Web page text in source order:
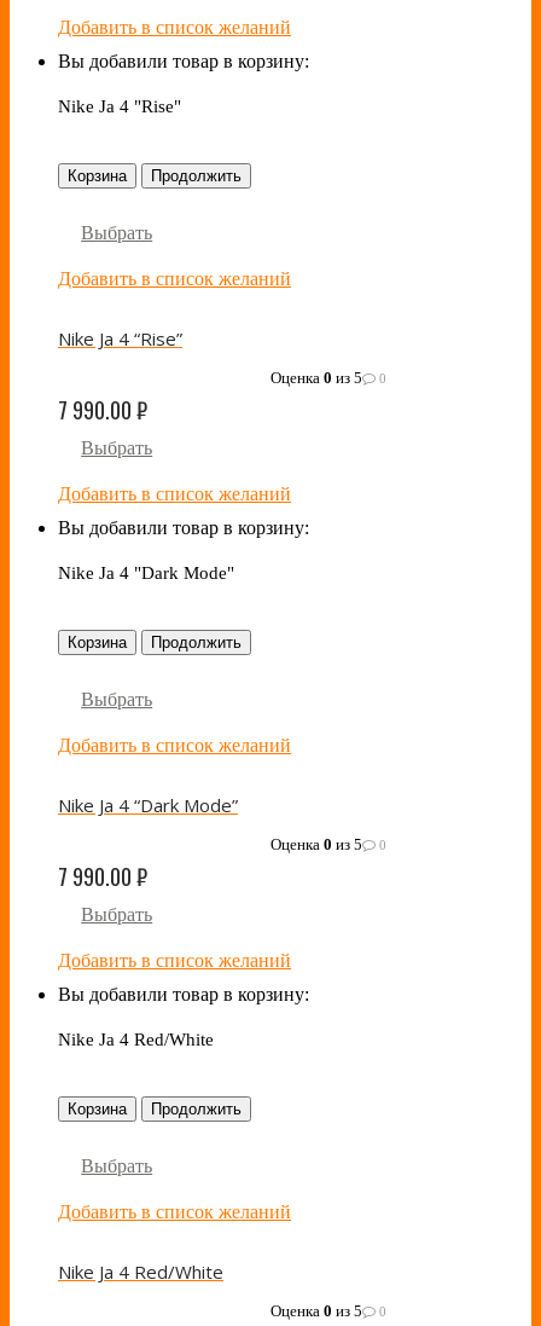
Добавить в список желаний
Вы добавили товар в корзину:
Nike Ja 4 "Rise"
Корзина Продолжить
Выбрать
Добавить в список желаний
Nike Ja 4 “Rise”
Оценка 0 из 5 0
7 990.00₽
Выбрать
Добавить в список желаний
Вы добавили товар в корзину:
Nike Ja 4 "Dark Mode"
Корзина Продолжить
Выбрать
Добавить в список желаний
Nike Ja 4 “Dark Mode”
Оценка 0 из 5 0
7 990.00₽
Выбрать
Добавить в список желаний
Вы добавили товар в корзину:
Nike Ja 4 Red/White
Корзина Продолжить
Выбрать
Добавить в список желаний
Nike Ja 4 Red/White
Оценка 0 из 5 0